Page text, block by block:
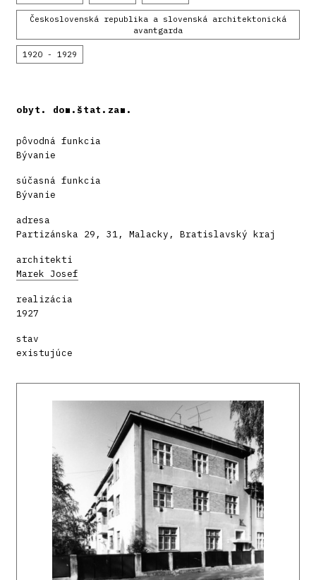
Československá republika a slovenská architektonická
avantgarda
1920 - 1929
obyt. dom.štat.zam.
pôvodná funkcia
Bývanie
súčasná funkcia
Bývanie
adresa
Partizánska 29, 31, Malacky, Bratislavský kraj
architekti
Marek Josef
realizácia
1927
stav
existujúce